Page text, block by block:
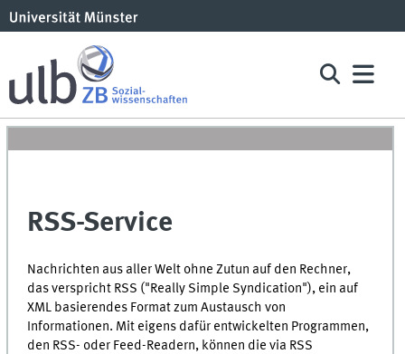
RSS-Service
Nachrichten aus aller Welt ohne Zutun auf den Rechner,
das verspricht RSS ("Really Simple Syndication"), ein auf
XML basierendes Format zum Austausch von
Informationen. Mit eigens dafür entwickelten Programmen,
den RSS- oder Feed-Readern, können die via RSS